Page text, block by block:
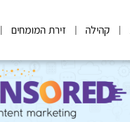
קהילה זירת המומחים